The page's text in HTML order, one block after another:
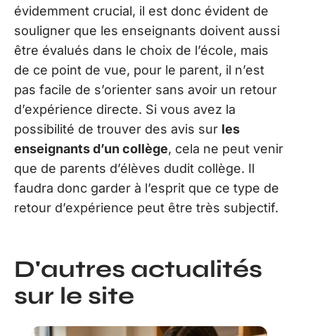
évidemment crucial, il est donc évident de
souligner que les enseignants doivent aussi
être évalués dans le choix de l’école, mais
de ce point de vue, pour le parent, il n’est
pas facile de s’orienter sans avoir un retour
d’expérience directe. Si vous avez la
possibilité de trouver des avis sur les
enseignants d’un collège, cela ne peut venir
que de parents d’élèves dudit collège. Il
faudra donc garder à l’esprit que ce type de
retour d’expérience peut être très subjectif.
D'autres actualités
sur le site